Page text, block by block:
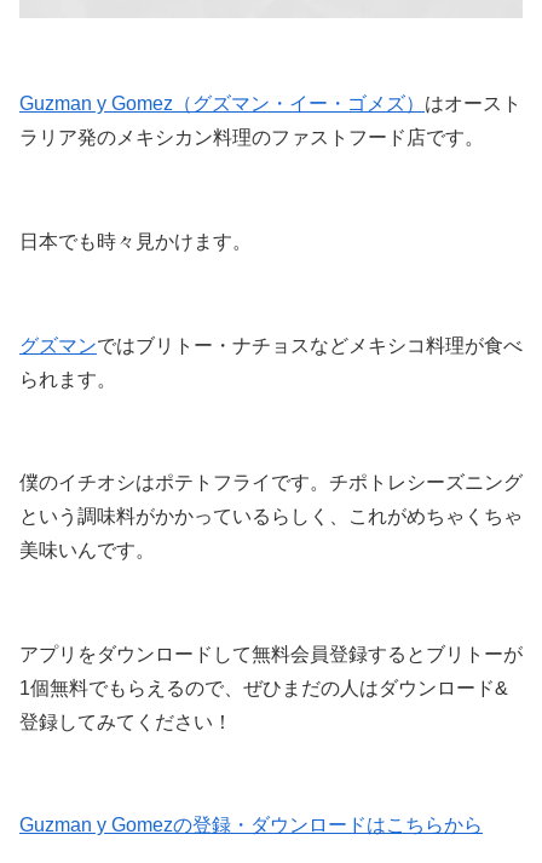
Guzman y Gomez（グズマン・イー・ゴメズ） はオースト
ラリア発のメキシカン料理のファストフード店です。
日本でも時々見かけます。
グズマンではブリトー・ナチョスなどメキシコ料理が食べ
られます。
僕のイチオシはポテトフライです。チポトレシーズニング
という調味料がかかっているらしく、これがめちゃくちゃ
美味いんです。
アプリをダウンロードして無料会員登録するとブリトーが
1個無料でもらえるので、ぜひまだの人はダウンロード&
登録してみてください！
Guzman y Gomezの登録・ダウンロードはこちらから